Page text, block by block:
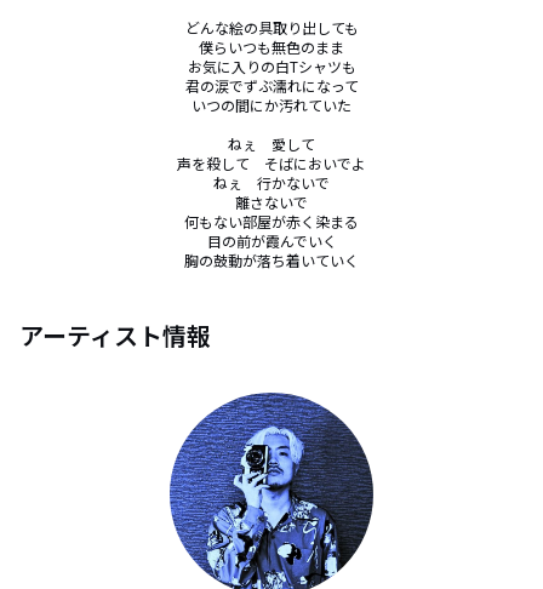
どんな絵の具取り出しても
僕らいつも無色のまま
お気に入りの白Tシャツも
君の涙でずぶ濡れになって
いつの間にか汚れていた
ねぇ　愛して
声を殺して　そばにおいでよ
ねぇ　行かないで
離さないで
何もない部屋が赤く染まる
目の前が霞んでいく
胸の鼓動が落ち着いていく
アーティスト情報